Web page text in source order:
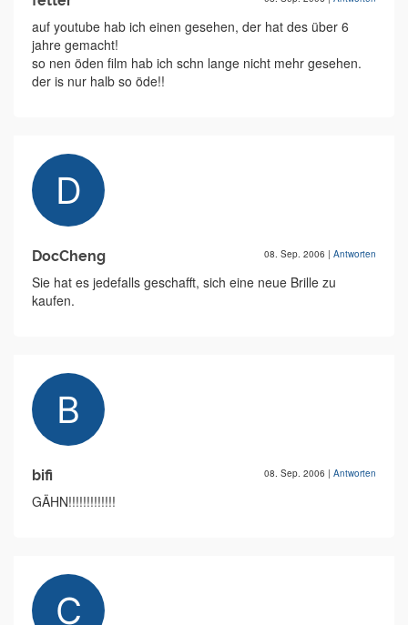
auf youtube hab ich einen gesehen, der hat des über 6
jahre gemacht!
so nen öden film hab ich schn lange nicht mehr gesehen.
der is nur halb so öde!!
DocCheng 08. Sep. 2006 | Antworten
Sie hat es jedefalls geschafft, sich eine neue Brille zu
kaufen.
bifi 08. Sep. 2006 | Antworten
GÄHN!!!!!!!!!!!!!